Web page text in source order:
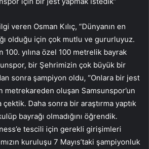
veren Osman Kılıç, “Dünyanın en
olduğu için çok mutlu ve gururluyuz.
100. yılına özel 100 metrelik bayrak
bir Şehrimizin çok büyük bir
sonra şampiyon oldu, “Onlara bir jest
metrekareden oluşan Samsunspor’un
çektik. Daha sonra bir araştırma yaptık
bayrağı olmadığını öğrendik.
tescili için gerekli girişimleri
kuruluşu 7 Mayıs’taki şampiyonluk